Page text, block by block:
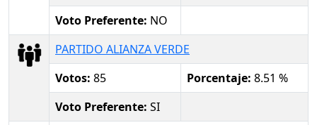
Voto Preferente: NO
PARTIDO ALIANZA VERDE
Votos: 85 Porcentaje: 8.51 %
Voto Preferente: SI